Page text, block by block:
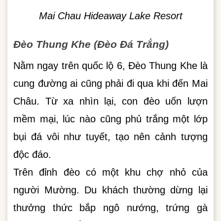
Mai Chau Hideaway Lake Resort
Đèo Thung Khe (Đèo Đá Trắng)
Nằm ngay trên quốc lộ 6, Đèo Thung Khe là
cung đường ai cũng phải đi qua khi đến Mai
Châu. Từ xa nhìn lại, con đèo uốn lượn
mềm mại, lúc nào cũng phủ trắng một lớp
bụi đá vôi như tuyết, tạo nên cảnh tượng
độc đáo.
Trên đỉnh đèo có một khu chợ nhỏ của
người Mường. Du khách thường dừng lại
thưởng thức bắp ngô nướng, trứng gà